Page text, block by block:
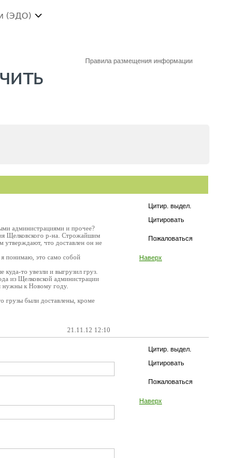
(ЭДО)
Правила размещения информации
Цитир. выдел.
Цитировать
Пожаловаться
Наверх
администрациями и прочее?
Щелковского р-на. Строжайшим
утверждают, что доставлен он не
я понимаю, это само собой
то увезли и выгрузил груз.
из Щелковской администрации
нужны к Новому году.
грузы были доставлены, кроме
21.11.12 12:10
Цитир. выдел.
Цитировать
Пожаловаться
Наверх